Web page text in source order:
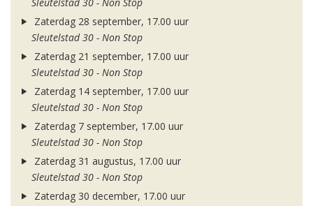
Sleutelstad 30 - Non Stop
Zaterdag 28 september, 17.00 uur
Sleutelstad 30 - Non Stop
Zaterdag 21 september, 17.00 uur
Sleutelstad 30 - Non Stop
Zaterdag 14 september, 17.00 uur
Sleutelstad 30 - Non Stop
Zaterdag 7 september, 17.00 uur
Sleutelstad 30 - Non Stop
Zaterdag 31 augustus, 17.00 uur
Sleutelstad 30 - Non Stop
Zaterdag 30 december, 17.00 uur